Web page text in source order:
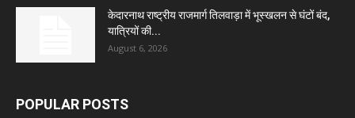
केदारनाथ राष्ट्रीय राजमार्ग तिलवाड़ा में भूस्खलन से घंटों बंद,
यात्रियों की...
August 6, 2026
POPULAR POSTS